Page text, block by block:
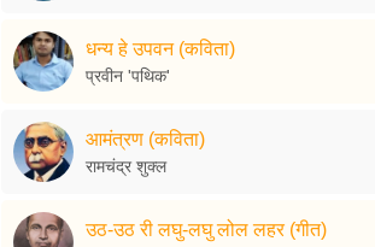
धन्य हे उपवन (कविता)
प्रवीन 'पथिक'
आमंत्रण (कविता)
रामचंद्र शुक्ल
उठ-उठ री लघु-लघु लोल लहर (गीत)